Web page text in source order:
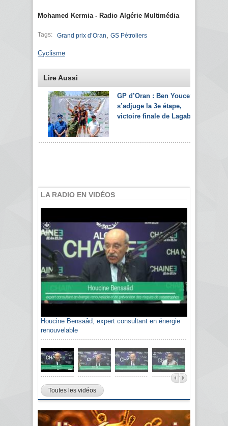
Mohamed Kermia - Radio Algérie Multimédia
Tags: Grand prix d’Oran GS Pétroliers
Cyclisme
Lire Aussi
GP d’Oran : Ben Youcef
s’adjuge la 3e étape,
victoire finale de Lagab
LA RADIO EN VIDÉOS
Houcine Bensaâd, expert consultant en énergie
renouvelable
Toutes les vidéos